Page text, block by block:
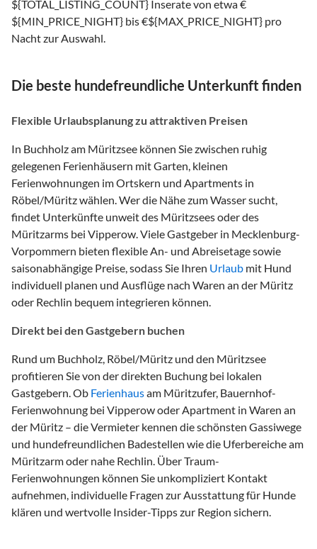
${TOTAL_LISTING_COUNT} Inserate von etwa €
${MIN_PRICE_NIGHT} bis €${MAX_PRICE_NIGHT} pro
Nacht zur Auswahl.
Die beste hundefreundliche Unterkunft finden
Flexible Urlaubsplanung zu attraktiven Preisen
In Buchholz am Müritzsee können Sie zwischen ruhig
gelegenen Ferienhäusern mit Garten, kleinen
Ferienwohnungen im Ortskern und Apartments in
Röbel/Müritz wählen. Wer die Nähe zum Wasser sucht,
findet Unterkünfte unweit des Müritzsees oder des
Müritzarms bei Vipperow. Viele Gastgeber in Mecklenburg-
Vorpommern bieten flexible An- und Abreisetage sowie
saisonabhängige Preise, sodass Sie Ihren Urlaub mit Hund
individuell planen und Ausflüge nach Waren an der Müritz
oder Rechlin bequem integrieren können.
Direkt bei den Gastgebern buchen
Rund um Buchholz, Röbel/Müritz und den Müritzsee
profitieren Sie von der direkten Buchung bei lokalen
Gastgebern. Ob Ferienhausam Müritzufer, Bauernhof-
Ferienwohnung bei Vipperow oder Apartment in Waren an
der Müritz – die Vermieter kennen die schönsten Gassiwege
und hundefreundlichen Badestellen wie die Uferbereiche am
Müritzarm oder nahe Rechlin. Über Traum-
Ferienwohnungen können Sie unkompliziert Kontakt
aufnehmen, individuelle Fragen zur Ausstattung für Hunde
klären und wertvolle Insider-Tipps zur Region sichern.